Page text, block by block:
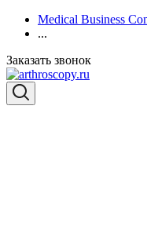
Medical Business
...
Заказать звонок